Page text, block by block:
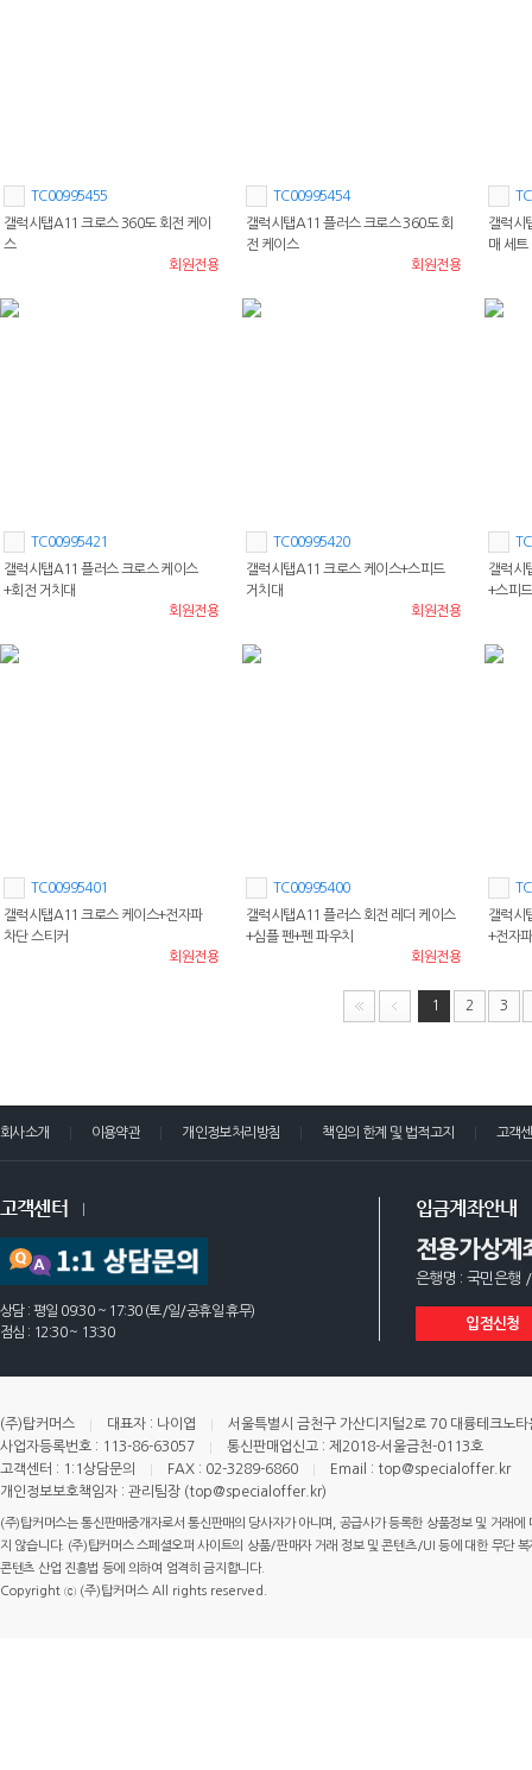
TC00995455
갤럭시탭A11 크로스 360도 회전 케이
스
회원전용
TC00995454
갤럭시탭A11 플러스 크로스 360도 회
전 케이스
회원전용
갤럭시
매 세트
TC00995421
갤럭시탭A11 플러스 크로스 케이스
+회전 거치대
회원전용
TC00995420
갤럭시탭A11 크로스 케이스+스피드
거치대
회원전용
갤럭시
+스피
TC00995401
갤럭시탭A11 크로스 케이스+전자파
차단 스티커
회원전용
TC00995400
갤럭시탭A11 플러스 회전 레더 케이스
+심플 펜+펜 파우치
회원전용
갤럭시
+전자
1 2 3
회사소개 이용약관 개인정보처리방침 책임의 한계 및 법적고지 고객
고객센터
상담 : 평일 09:30 ~ 17:30 (토/일/공휴일 휴무)
점심 : 12:30 ~ 13:30
입금계좌안내
전용가상계
은행명 : 국민은행
입점신청
(주)탑커머스 대표자 : 나이엽
서울특별시 금천구 가산디지털2로 70 대륭테크노
사업자등록번호 : 113-86-63057
통신판매업신고 : 제2018-서울금천-0113호
고객센터 : 1:1상담문의
FAX : 02-3289-6860
Email : top@specialoffer.kr
개인정보보호책임자 : 관리팀장 (top@specialoffer.kr)
(주)탑커머스는 통신판매중개자로서 통신판매의 당사자가 아니며, 공급사가 등록한 상품정보 및 거래
지 않습니다. (주)탑커머스 스페셜오퍼 사이트의 상품/판매자 거래 정보 및 콘텐츠/UI 등에 대한 무단
콘텐츠 산업 진흥법 등에 의하여 엄격히 금지합니다.
Copyright ⓒ (주)탑커머스 All rights reserved.